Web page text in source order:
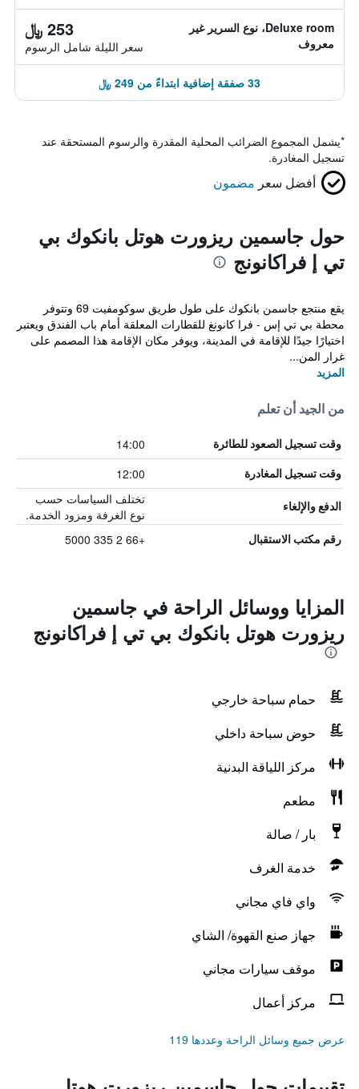
Deluxe room، نوع السرير غير
معروف
253 ﷼
سعر الليلة شامل الرسوم
33 صفقة إضافية ابتداءً من 249 ﷼
*يشمل المجموع الضرائب المحلية المقدرة والرسوم المستحقة عند
تسجيل المغادرة.
أفضل سعر مضمون
حول جاسمين ريزورت هوتل بانكوك بي
تي إ فراكانونج
يقع منتجع جاسمن بانكوك على طول طريق سوكومفيت 69 وتتوفر
محطة بي تي إس - فرا كانونغ للقطارات المعلقة أمام باب الفندق ويعتبر
اختيارًا جيدًا للإقامة في المدينة، ويوفر مكان الإقامة هذا المصمم على
غرار المن...
المزيد
من الجيد أن تعلم
وقت تسجيل الصعود للطائرة 14:00
وقت تسجيل المغادرة 12:00
الدفع والإلغاء
تختلف السياسات حسب
نوع الغرفة ومزود الخدمة.
رقم مكتب الاستقبال +66 2 335 5000
المزايا ووسائل الراحة في جاسمين
ريزورت هوتل بانكوك بي تي إ فراكانونج
حمام سباحة خارجي
حوض سباحة داخلي
مركز اللياقة البدنية
مطعم
بار / صالة
خدمة الغرف
واي فاي مجاني
جهاز صنع القهوة/ الشاي
موقف سيارات مجاني
مركز أعمال
عرض جميع وسائل الراحة وعددها 119